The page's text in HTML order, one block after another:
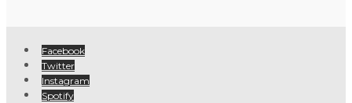
Facebook
Twitter
Instagram
Spotify